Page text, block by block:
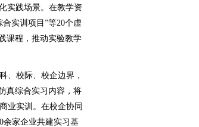
实践场景。在教学资
实训项目”等20个虚
课程，推动实验教学
、校际、校企边界，
真综合实习内容，将
业实训。在校企协同
余家企业共建实习基